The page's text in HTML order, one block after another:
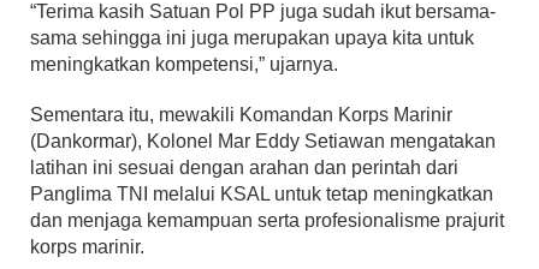
“Terima kasih Satuan Pol PP juga sudah ikut bersama-
sama sehingga ini juga merupakan upaya kita untuk
meningkatkan kompetensi,” ujarnya.
Sementara itu, mewakili Komandan Korps Marinir
(Dankormar), Kolonel Mar Eddy Setiawan mengatakan
latihan ini sesuai dengan arahan dan perintah dari
Panglima TNI melalui KSAL untuk tetap meningkatkan
dan menjaga kemampuan serta profesionalisme prajurit
korps marinir.